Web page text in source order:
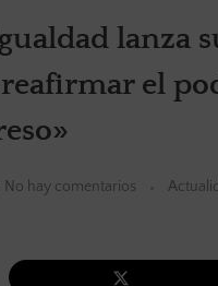
lanza
el
No hay comentarios